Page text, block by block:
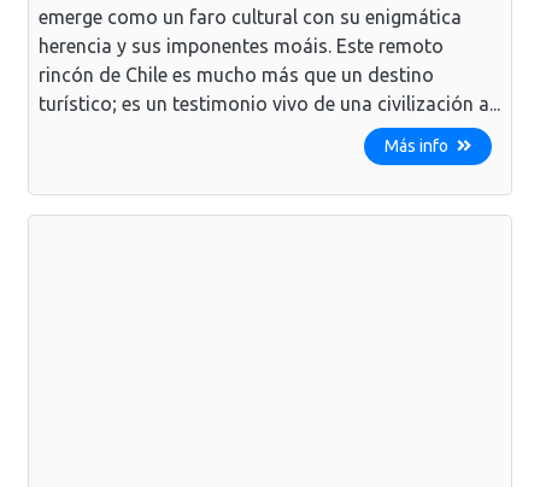
emerge como un faro cultural con su enigmática
herencia y sus imponentes moáis. Este remoto
rincón de Chile es mucho más que un destino
turístico; es un testimonio vivo de una civilización a...
Más info